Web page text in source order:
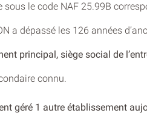
le code NAF 25.99B
a dépassé les 126 années
principal, siège social de
connu.
géré 1 autre établissement